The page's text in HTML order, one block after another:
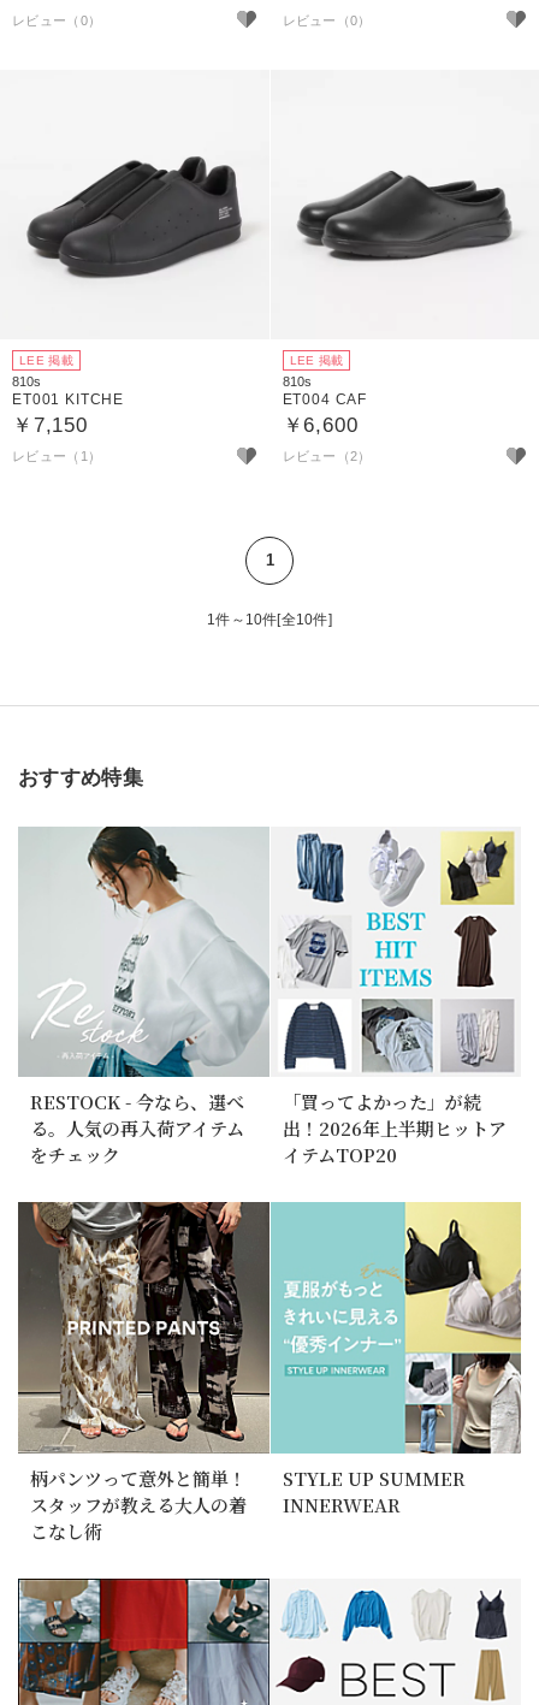
LEE 掲載
810s
ET001 KITCHE
￥7,150
レビュー（1）
LEE 掲載
810s
ET004 CAF
￥6,600
レビュー（2）
1
1件～10件[全10件]
おすすめ特集
RESTOCK - 今なら、選べ
る。人気の再入荷アイテム
をチェック
「買ってよかった」が続
出！2026年上半期ヒットア
イテムTOP20
柄パンツって意外と簡単！
スタッフが教える大人の着
こなし術
STYLE UP SUMMER
INNERWEAR